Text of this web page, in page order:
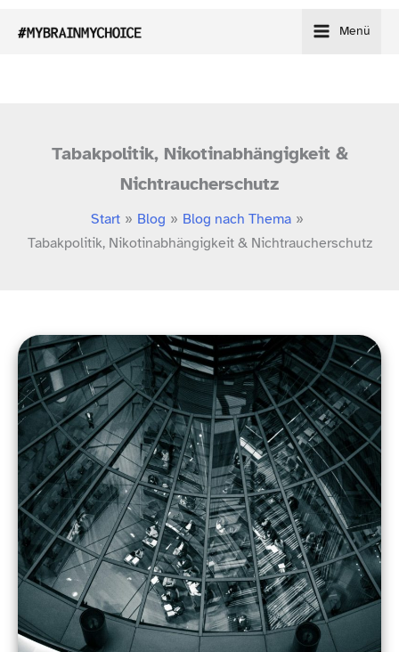
Inhalt
Menü
Tabakpolitik, Nikotinabhängigkeit &
Nichtraucherschutz
Start Blog
Blog nach Thema
Tabakpolitik, Nikotinabhängigkeit & Nichtraucherschutz